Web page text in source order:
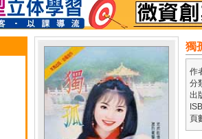
獨
作
分
出
頁